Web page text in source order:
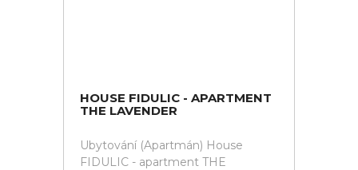
HOUSE FIDULIC - APARTMENT
THE LAVENDER
Ubytování (Apartmán) House
FIDULIC - apartment THE